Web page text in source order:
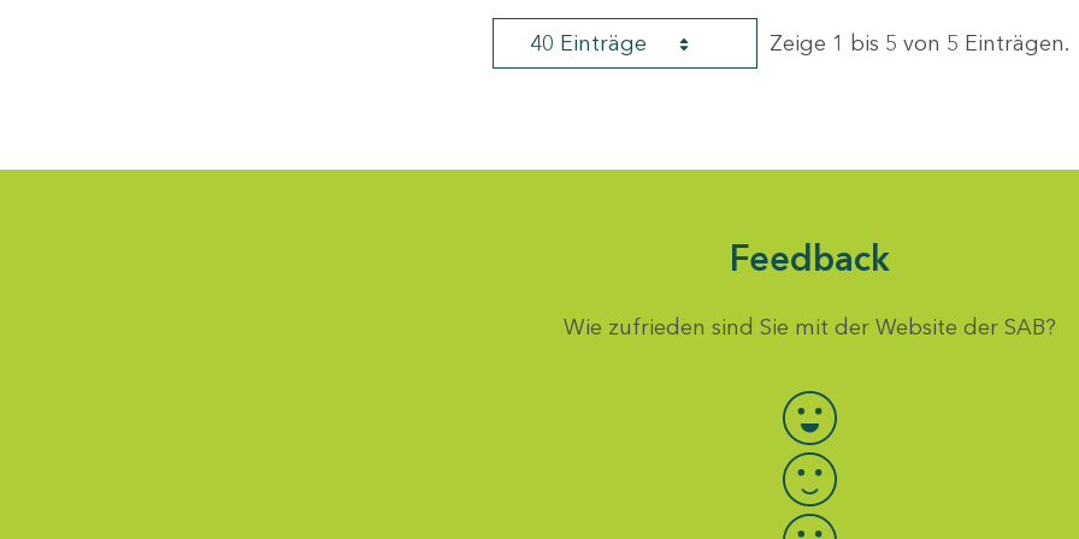
40 Einträge Zeige 1 bis 5 von 5 Einträgen.
Feedback
Wie zufrieden sind Sie mit der Website der SAB?
Bewertung auswählen